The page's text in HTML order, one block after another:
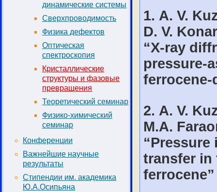
динамические системы
Сверхпроводимость
Физика дефектов
Оптическая
спектроскопия
Кристаллические
структуры и фазовые
превращения
Теоретический семинар
Физико-химический
семинар
Конференции
Важнейшие научные
результаты
Стипендии им. академика
Ю.А.Осипьяна
1. А. V.
D. V.
“X-ray
pressure-
ferrocene-
2. А. V.
M.A.
transfer in
ferrocene”